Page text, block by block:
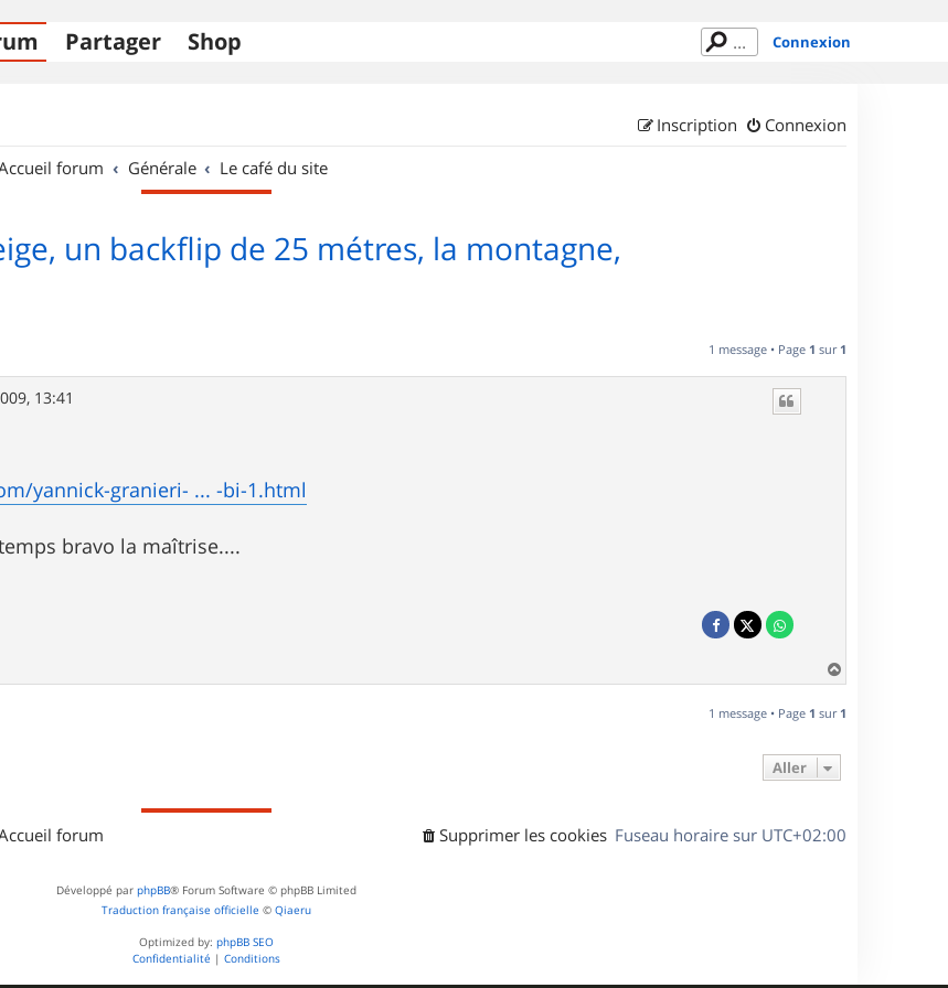
Partager Shop Connexion
Connexion
Inscription
forum Générale Le café du site
un backflip de 25 métres, la montagne,
1 message • Page 1 sur 1
13:41
yannick-granieri- ... -bi-1.html
bravo la maîtrise....
a
t
1 message • Page 1 sur 1
Aller
forum Fuseau horaire sur UTC+02:00
Supprimer les cookies
Développé par phpBB® Forum Software © phpBB Limited
Traduction française officielle © Qiaeru
Optimized by: phpBB SEO
Confidentialité | Conditions